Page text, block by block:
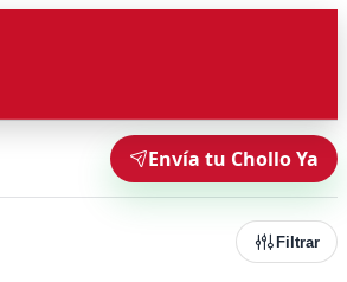
Envía tu Chollo Ya
Filtrar